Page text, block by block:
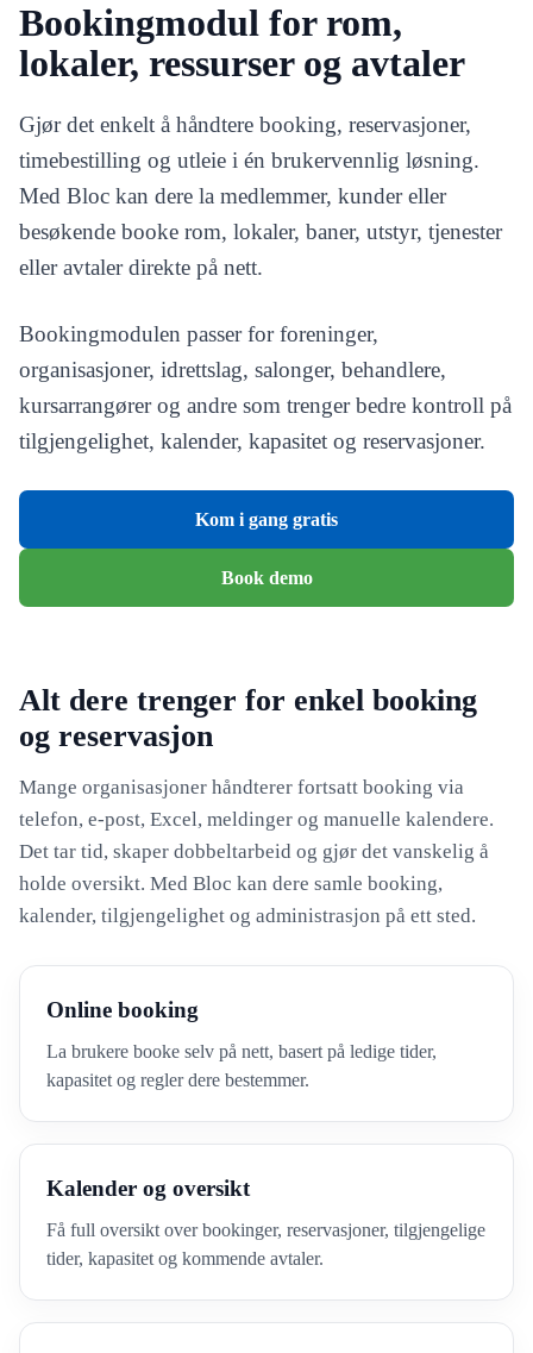
Bookingmodul for rom,
lokaler, ressurser og avtaler
Gjør det enkelt å håndtere booking, reservasjoner,
timebestilling og utleie i én brukervennlig løsning.
Med Bloc kan dere la medlemmer, kunder eller
besøkende booke rom, lokaler, baner, utstyr, tjenester
eller avtaler direkte på nett.
Bookingmodulen passer for foreninger,
organisasjoner, idrettslag, salonger, behandlere,
kursarrangører og andre som trenger bedre kontroll på
tilgjengelighet, kalender, kapasitet og reservasjoner.
Kom i gang gratis
Book demo
Alt dere trenger for enkel booking
og reservasjon
Mange organisasjoner håndterer fortsatt booking via
telefon, e-post, Excel, meldinger og manuelle kalendere.
Det tar tid, skaper dobbeltarbeid og gjør det vanskelig å
holde oversikt. Med Bloc kan dere samle booking,
kalender, tilgjengelighet og administrasjon på ett sted.
Online booking
La brukere booke selv på nett, basert på ledige tider,
kapasitet og regler dere bestemmer.
Kalender og oversikt
Få full oversikt over bookinger, reservasjoner, tilgjengelige
tider, kapasitet og kommende avtaler.